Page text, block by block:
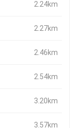
2.24km
2.27km
2.46km
2.54km
3.20km
3.57km